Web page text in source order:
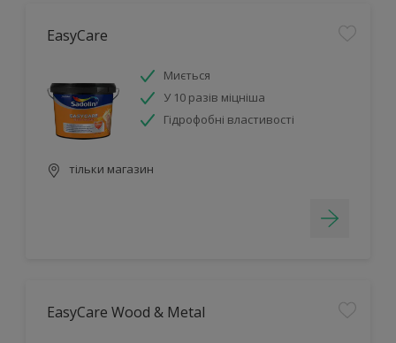
EasyCare
Миється
У 10 разів міцніша
Гідрофобні властивості
тільки магазин
EasyCare Wood & Metal